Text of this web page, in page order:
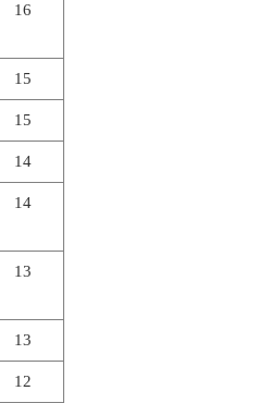
16
15
15
14
14
13
13
12